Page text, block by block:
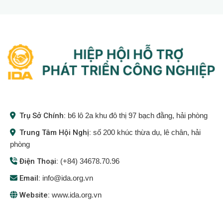
Trụ Sở Chính: b6 lô 2a khu đô thị 97 bạch đằng, hải phòng
Trung Tâm Hội Nghị: số 200 khúc thừa dụ, lê chân, hải
phòng
Điện Thoại: (+84) 34678.70.96
Email: info@ida.org.vn
Website: www.ida.org.vn